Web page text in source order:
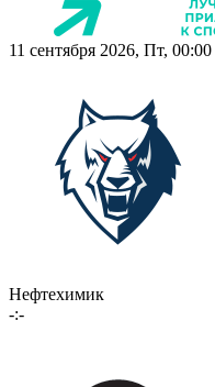
11 сентября 2026, Пт, 00:00
Нефтехимик
-:-